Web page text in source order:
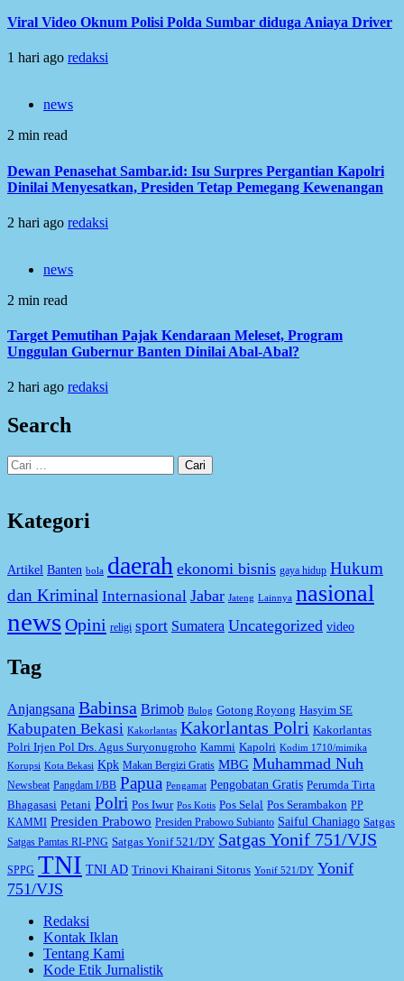
Viral Video Oknum Polisi Polda Sumbar diduga Aniaya Driver
1 hari ago redaksi
news
2 min read
Dewan Penasehat Sambar.id: Isu Surpres Pergantian Kapolri
Dinilai Menyesatkan, Presiden Tetap Pemegang Kewenangan
2 hari ago redaksi
news
2 min read
Target Pemutihan Pajak Kendaraan Meleset, Program
Unggulan Gubernur Banten Dinilai Abal-Abal?
2 hari ago redaksi
Search
Cari
untuk:
Kategori
Artikel Banten bola daerah ekonomi bisnis gaya hidup Hukum
dan Kriminal Internasional Jabar Jateng Lainnya nasional
newsOpini religi sport Sumatera Uncategorized video
Tag
Anjangsana Babinsa Brimob Bulog Gotong Royong Hasyim SE
Kabupaten Bekasi Kakorlantas Kakorlantas Polri Kakorlantas
Polri Irjen Pol Drs. Agus Suryonugroho Kammi Kapolri Kodim 1710/mimika
Korupsi Kota Bekasi Kpk Makan Bergizi Gratis MBG Muhammad Nuh
Newsbeat Pangdam I/BB Papua Pengamat Pengobatan Gratis Perumda Tirta
Bhagasasi Petani Polri Pos Iwur Pos Kotis Pos Selal Pos Serambakon PP
KAMMI Presiden Prabowo Presiden Prabowo Subianto Saiful Chaniago Satgas
Satgas Pamtas RI-PNG Satgas Yonif 521/DY Satgas Yonif 751/VJS
SPPG TNI TNI AD Trinovi Khairani Sitorus Yonif 521/DY Yonif
751/VJS
Redaksi
Kontak Iklan
Tentang Kami
Kode Etik Jurnalistik